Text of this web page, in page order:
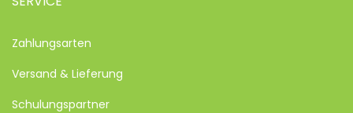
Zahlungsarten
Versand & Lieferung
Schulungspartner